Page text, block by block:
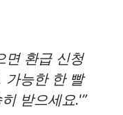
면 환급 신청
가능한 한 빨
받으세요.'”